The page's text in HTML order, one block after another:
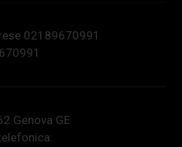
02189670991
Genova GE